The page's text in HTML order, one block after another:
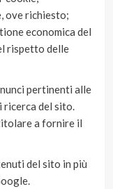
ove richiesto;
economica del
rispetto delle
pertinenti alle
del sito.
a fornire il
del sito in più